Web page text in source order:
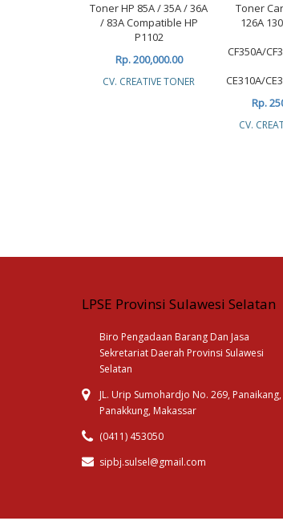
Toner HP 85A / 35A / 36A
/ 83A Compatible HP
P1102
Rp. 200,000.00
CV. CREATIVE TONER
Toner
126A
CF350A/
CE310A/
Rp.
CV.
LPSE Provinsi Sulawesi Selatan
Biro Pengadaan Barang Dan Jasa
Sekretariat Daerah Provinsi Sulawesi
Selatan
JL. Urip Sumohardjo No. 269, Panaikang,
Panakkung, Makassar
(0411) 453050
sipbj.sulsel@gmail.com